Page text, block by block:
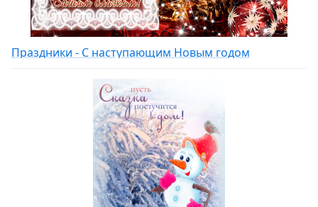
Праздники - С наступающим Новым годом